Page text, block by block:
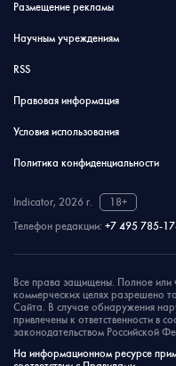
Размещение рекламы
Научным учреждениям
RSS
Правовая информация
Условия использования
Политика конфиденциальности
Indicator, 2026 г.
18+
Телефон редакции: +7 495 785-
Все права защищены. Полное или
коммерческих целях разрешено
Сайта. В случае обнаружения
привлечены к ответственности в
законодательством Российской
На информационном ресурсе